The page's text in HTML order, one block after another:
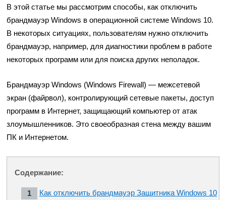
В этой статье мы рассмотрим способы, как отключить
брандмауэр Windows в операционной системе Windows 10.
В некоторых ситуациях, пользователям нужно отключить
брандмауэр, например, для диагностики проблем в работе
некоторых программ или для поиска других неполадок.
Брандмауэр Windows (Windows Firewall) — межсетевой
экран (файрвол), контролирующий сетевые пакеты, доступ
программ в Интернет, защищающий компьютер от атак
злоумышленников. Это своеобразная стена между вашим
ПК и Интернетом.
Содержание:
Как отключить брандмауэр Защитника Windows 10